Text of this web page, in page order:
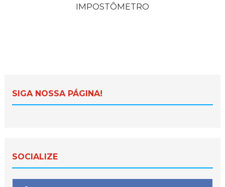
IMPOSTÔMETRO
SIGA NOSSA PÁGINA!
SOCIALIZE